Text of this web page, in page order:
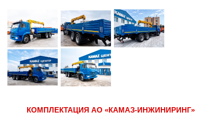
КОМПЛЕКТАЦИЯ АО «КАМАЗ-ИНЖИНИРИНГ»